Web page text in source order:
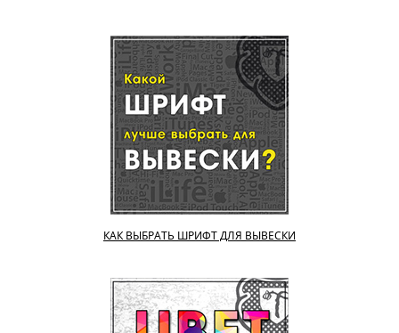
КАК ВЫБРАТЬ ШРИФТ ДЛЯ ВЫВЕСКИ